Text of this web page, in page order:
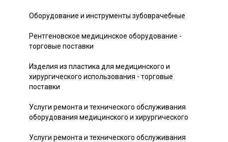
Оборудование и инструменты зубоврачебные
Рентгеновское медицинское оборудование -
торговые поставки
Изделия из пластика для медицинского и
хирургического использования - торговые
поставки
Услуги ремонта и технического обслуживания
оборудования медицинского и хирургического
Услуги ремонта и технического обслуживания